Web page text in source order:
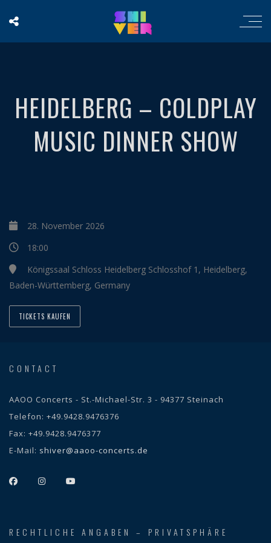
HEIDELBERG – COLDPLAY
MUSIC DINNER SHOW
28. November 2026
18:00
Königssaal Schloss Heidelberg Schlosshof 1, Heidelberg,
Baden-Württemberg, Germany
TICKETS KAUFEN
CONTACT
AAOO Concerts - St.-Michael-Str. 3 - 94377 Steinach
Telefon: +49.9428.9476376
Fax: +49.9428.9476377
E-Mail: shiver@aaoo-concerts.de
RECHTLICHE ANGABEN – PRIVATSPHÄRE